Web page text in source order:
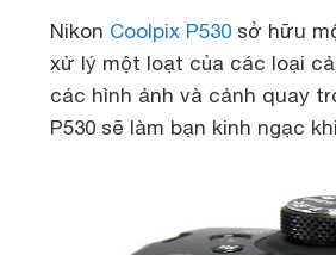
Nikon Coolpix P530 sở hữu
xử lý một loạt của các loại
các hình ảnh và cảnh quay
P530 sẽ làm bạn kinh ngạc